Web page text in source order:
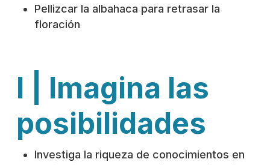
Pellizcar la albahaca para retrasar la
floración
I | Imagina las
posibilidades
Investiga la riqueza de conocimientos en